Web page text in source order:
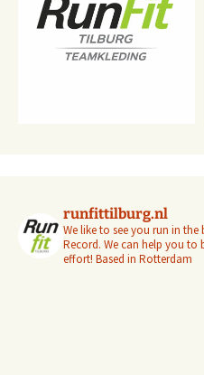
runfittilburg.nl
We like to see you run in
Record. We can help you to
effort! Based in Rotterdam